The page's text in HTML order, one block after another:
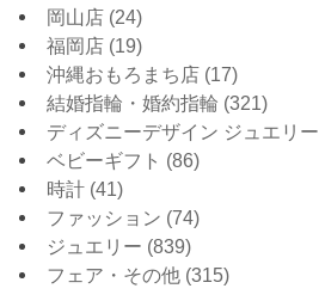
岡山店 (24)
福岡店 (19)
沖縄おもろまち店 (17)
結婚指輪・婚約指輪 (321)
ディズニーデザイン ジュエリー
ベビーギフト (86)
時計 (41)
ファッション (74)
ジュエリー (839)
フェア・その他 (315)